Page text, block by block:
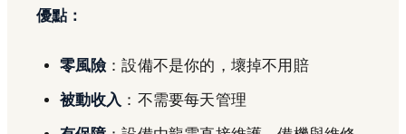
優點：
零風險：設備不是你的，壞掉不用賠
被動收入 ：不需要每天管理